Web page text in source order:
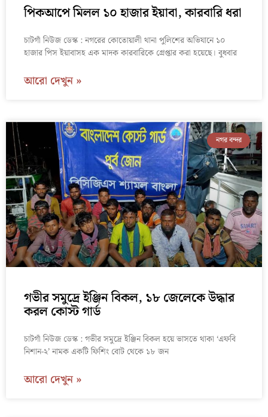
পিকআপে মিলল ১০ হাজার ইয়াবা, কারবারি ধরা
চাটগাঁ নিউজ ডেস্ক : নগরের কোতোয়ালী থানা পুলিশের অভিযানে ১০
হাজার পিস ইয়াবাসহ এক মাদক কারবারিকে গ্রেপ্তার করা হয়েছে। বুধবার
আরো দেখুন »
নগর বন্দর
গভীর সমুদ্রে ইঞ্জিন বিকল, ১৮ জেলেকে উদ্ধার
করল কোস্ট গার্ড
চাটগাঁ নিউজ ডেস্ক : গভীর সমুদ্রে ইঞ্জিন বিকল হয়ে ভাসতে থাকা ‘এফবি
নিশান-২’ নামক একটি ফিশিং বোট থেকে ১৮ জন
আরো দেখুন »